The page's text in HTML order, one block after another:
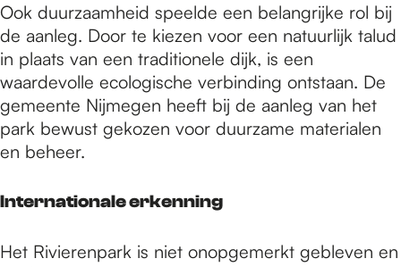
Ook duurzaamheid speelde een belangrijke rol bij
de aanleg. Door te kiezen voor een natuurlijk talud
in plaats van een traditionele dijk, is een
waardevolle ecologische verbinding ontstaan. De
gemeente Nijmegen heeft bij de aanleg van het
park bewust gekozen voor duurzame materialen
en beheer.
Internationale erkenning
Het Rivierenpark is niet onopgemerkt gebleven en